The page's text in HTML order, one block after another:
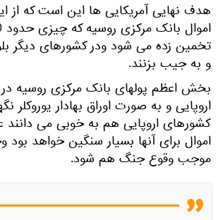
هدف نهایی آمریکایی ها این است که از
تخمین زده می شود ودر کشورهای دیگر
و به جیب بزنند.
بخش اعظم پولهای بانک مرکزی روسیه
اروپایی و به صورت اوراق بهادار
کشورهای اروپایی هم به خوبی می دانند
اموال برای آنها بسیار سنگین خواهد بود
موجب وقوع جنگ هم شود.